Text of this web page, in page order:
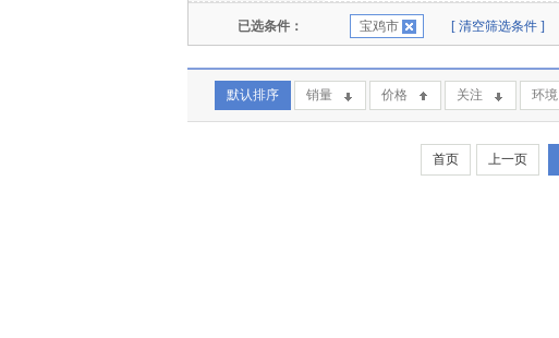
已选条件： 宝鸡市 [ 清空筛选条件 ]
默认排序 销量 价格 关注 环境
首页 上一页